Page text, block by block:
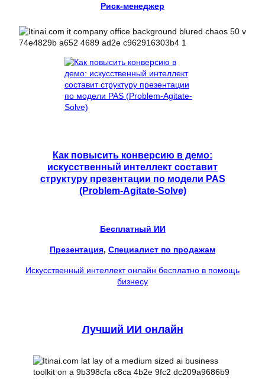
Риск-менеджер
Как повысить конверсию в демо:
искусственный интеллект составит
структуру презентации по модели PAS
(Problem-Agitate-Solve)
Бесплатный ИИ
Презентация, Специалист по продажам
Искусственный интеллект онлайн бесплатно в помощь
бизнесу
Лучший ИИ онлайн